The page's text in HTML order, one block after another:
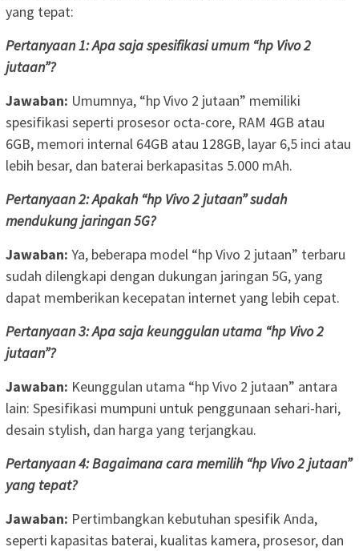
yang tepat:
Pertanyaan 1: Apa saja spesifikasi umum “hp Vivo 2
jutaan”?
Jawaban: Umumnya, “hp Vivo 2 jutaan” memiliki
spesifikasi seperti prosesor octa-core, RAM 4GB atau
6GB, memori internal 64GB atau 128GB, layar 6,5 inci atau
lebih besar, dan baterai berkapasitas 5.000 mAh.
Pertanyaan 2: Apakah “hp Vivo 2 jutaan” sudah
mendukung jaringan 5G?
Jawaban: Ya, beberapa model “hp Vivo 2 jutaan” terbaru
sudah dilengkapi dengan dukungan jaringan 5G, yang
dapat memberikan kecepatan internet yang lebih cepat.
Pertanyaan 3: Apa saja keunggulan utama “hp Vivo 2
jutaan”?
Jawaban: Keunggulan utama “hp Vivo 2 jutaan” antara
lain: Spesifikasi mumpuni untuk penggunaan sehari-hari,
desain stylish, dan harga yang terjangkau.
Pertanyaan 4: Bagaimana cara memilih “hp Vivo 2 jutaan”
yang tepat?
Jawaban: Pertimbangkan kebutuhan spesifik Anda,
seperti kapasitas baterai, kualitas kamera, prosesor, dan